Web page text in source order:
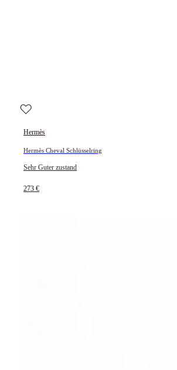
Hermès
Hermès Cheval Schlüsselring
Sehr Guter zustand
273 €